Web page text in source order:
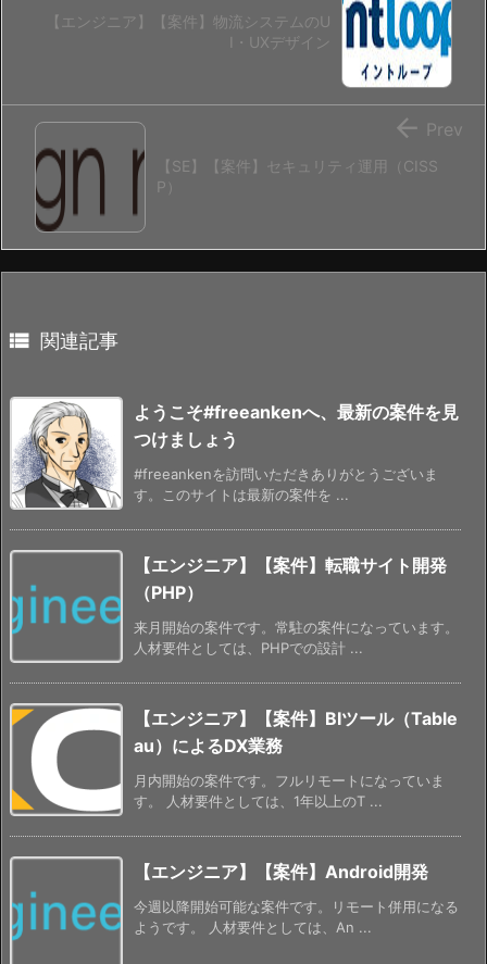
【エンジニア】【案件】物流システムのU
I・UXデザイン
【SE】【案件】セキュリティ運用（CISS
P）
 Prev
 関連記事
ようこそ#freeankenへ、最新の案件を見
つけましょう
#freeankenを訪問いただきありがとうございま
す。このサイトは最新の案件を ...
【エンジニア】【案件】転職サイト開発
（PHP）
来月開始の案件です。常駐の案件になっています。
人材要件としては、PHPでの設計 ...
【エンジニア】【案件】BIツール（Table
au）によるDX業務
月内開始の案件です。フルリモートになっていま
す。 人材要件としては、1年以上のT ...
【エンジニア】【案件】Android開発
今週以降開始可能な案件です。リモート併用になる
ようです。 人材要件としては、An ...